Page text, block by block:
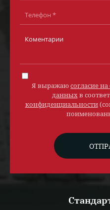
Я выражаюсогласие
данныхв
конфиденциальности